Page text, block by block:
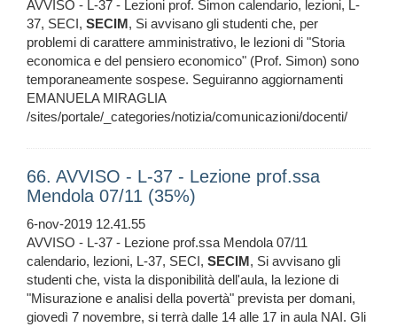
AVVISO - L-37 - Lezioni prof. Simon calendario, lezioni, L-
37, SECI, SECIM, Si avvisano gli studenti che, per
problemi di carattere amministrativo, le lezioni di "Storia
economica e del pensiero economico" (Prof. Simon) sono
temporaneamente sospese. Seguiranno aggiornamenti
EMANUELA MIRAGLIA
/sites/portale/_categories/notizia/comunicazioni/docenti/
66. AVVISO - L-37 - Lezione prof.ssa
Mendola 07/11 (35%)
6-nov-2019 12.41.55
AVVISO - L-37 - Lezione prof.ssa Mendola 07/11
calendario, lezioni, L-37, SECI, SECIM, Si avvisano gli
studenti che, vista la disponibilità dell'aula, la lezione di
"Misurazione e analisi della povertà" prevista per domani,
giovedì 7 novembre, si terrà dalle 14 alle 17 in aula NAI. Gli